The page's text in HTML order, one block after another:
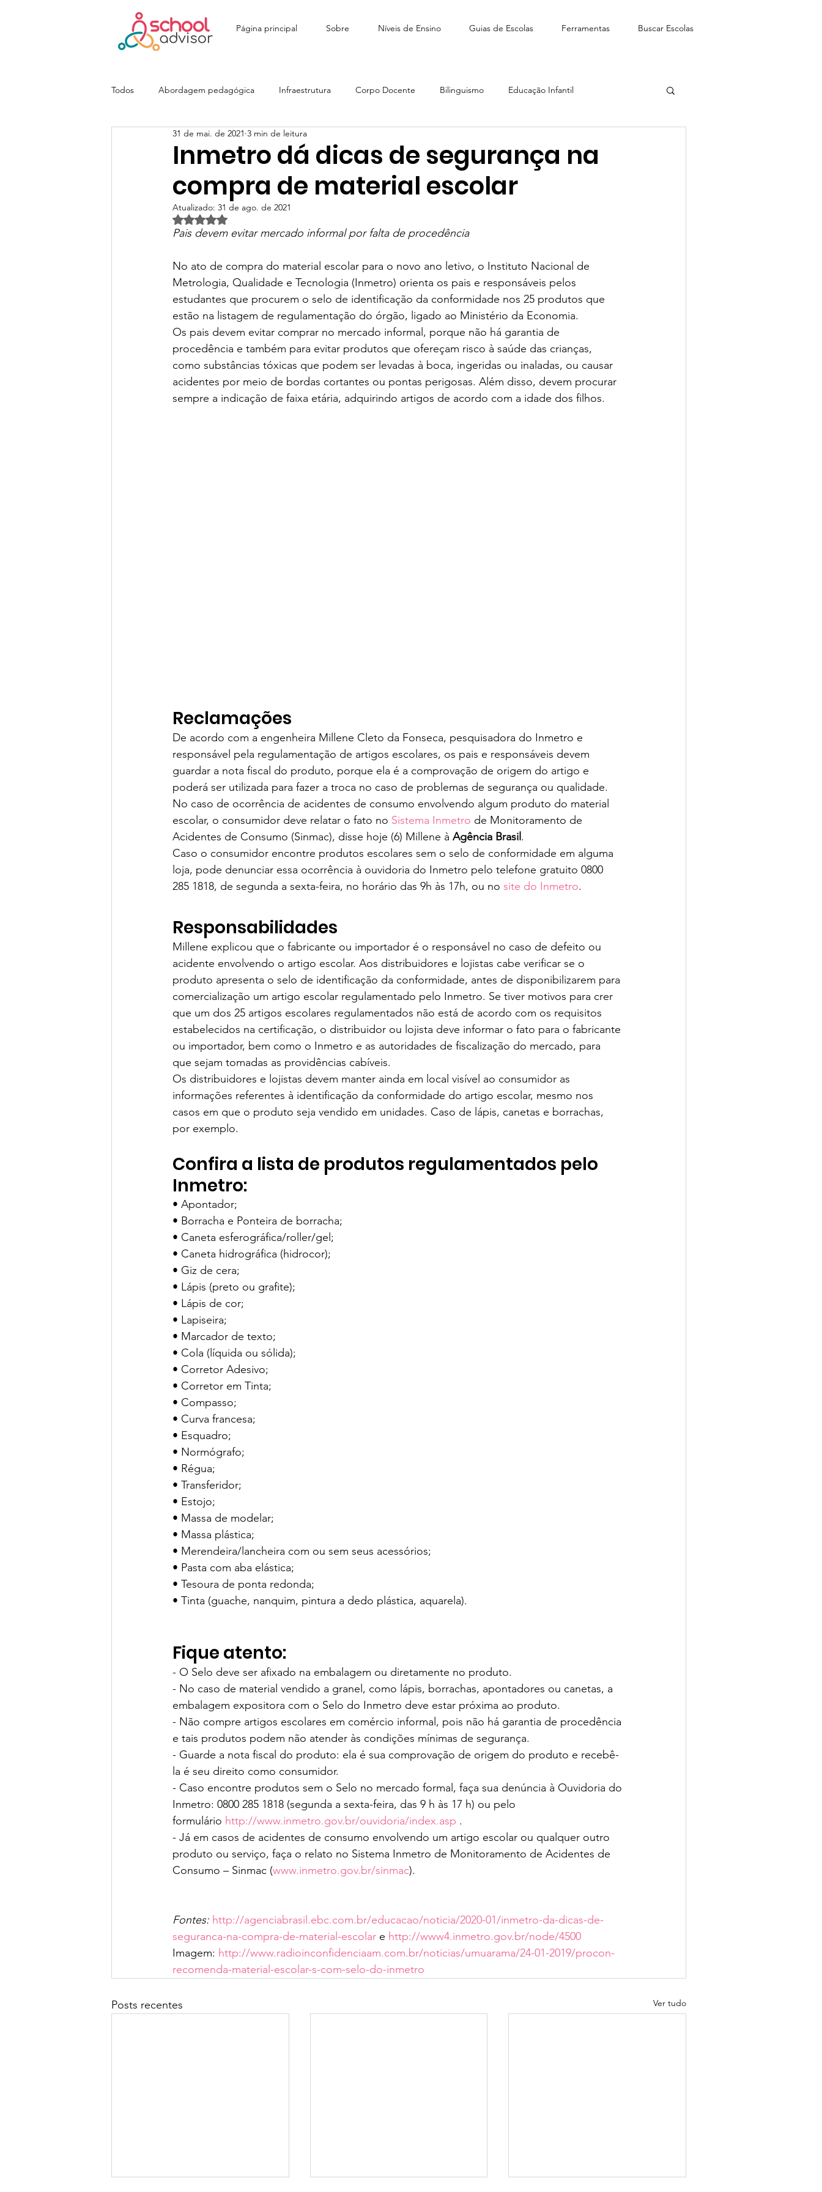
Página principal Sobre Níveis de Ensino Guias de Escolas Ferramentas Buscar Escolas
Todos Abordagem pedagógica Infraestrutura Corpo Docente Bilinguismo Educação Infantil
Ensino Fundamental Ensino Médio
Colégio João Paulo I - JOPA Escola Stagium | SchoolAdvisor Colégio Franco | SchoolAdvisor
Colégio Itatiaia | SchoolAdvisor Escola CAMB SchoolAdvisor Colégio Brasil Canadá
Green Book School | SchoolAdvisor Colégio Augusto Laranja Rainha da Paz | SchoolAdvisor
Colégio BIS | SchoolAdvisor Aubrick Escola | SchoolAdvisor Kindy Escola Americana Colégio CPV | SchoolAdvisor
St. Nicholas School Escola Eduque | SchoolAdvisor Escola AB Sabin | SchoolAdvisor
Inmetro dá dicas de segurança na
compra de material escolar
31 de mai. de 2021 3 min de leitura
Atualizado: 31 de ago. de 2021
Avaliado com NaN de 5 estrelas.
Pais devem evitar mercado informal por falta de procedência
No ato de compra do material escolar para o novo ano letivo, o Instituto Nacional de
Metrologia, Qualidade e Tecnologia (Inmetro) orienta os pais e responsáveis pelos
estudantes que procurem o selo de identificação da conformidade nos 25 produtos que
estão na listagem de regulamentação do órgão, ligado ao Ministério da Economia.
Os pais devem evitar comprar no mercado informal, porque não há garantia de
procedência e também para evitar produtos que ofereçam risco à saúde das crianças,
como substâncias tóxicas que podem ser levadas à boca, ingeridas ou inaladas, ou causar
acidentes por meio de bordas cortantes ou pontas perigosas. Além disso, devem procurar
sempre a indicação de faixa etária, adquirindo artigos de acordo com a idade dos filhos.
Reclamações
De acordo com a engenheira Millene Cleto da Fonseca, pesquisadora do Inmetro e
responsável pela regulamentação de artigos escolares, os pais e responsáveis devem
guardar a nota fiscal do produto, porque ela é a comprovação de origem do artigo e
poderá ser utilizada para fazer a troca no caso de problemas de segurança ou qualidade.
No caso de ocorrência de acidentes de consumo envolvendo algum produto do material
escolar, o consumidor deve relatar o fato no Sistema Inmetro de Monitoramento de
Acidentes de Consumo (Sinmac), disse hoje (6) Millene à Agência Brasil .
Caso o consumidor encontre produtos escolares sem o selo de conformidade em alguma
loja, pode denunciar essa ocorrência à ouvidoria do Inmetro pelo telefone gratuito 0800
285 1818, de segunda a sexta-feira, no horário das 9h às 17h, ou no site do Inmetro.
Responsabilidades
Millene explicou que o fabricante ou importador é o responsável no caso de defeito ou
acidente envolvendo o artigo escolar. Aos distribuidores e lojistas cabe verificar se o
produto apresenta o selo de identificação da conformidade, antes de disponibilizarem para
comercialização um artigo escolar regulamentado pelo Inmetro. Se tiver motivos para crer
que um dos 25 artigos escolares regulamentados não está de acordo com os requisitos
estabelecidos na certificação, o distribuidor ou lojista deve informar o fato para o fabricante
ou importador, bem como o Inmetro e as autoridades de fiscalização do mercado, para
que sejam tomadas as providências cabíveis.
Os distribuidores e lojistas devem manter ainda em local visível ao consumidor as
informações referentes à identificação da conformidade do artigo escolar, mesmo nos
casos em que o produto seja vendido em unidades. Caso de lápis, canetas e borrachas,
por exemplo.
Confira a lista de produtos regulamentados pelo
Inmetro:
• Apontador;
• Borracha e Ponteira de borracha;
• Caneta esferográfica/roller/gel;
• Caneta hidrográfica (hidrocor);
• Giz de cera;
• Lápis (preto ou grafite);
• Lápis de cor;
• Lapiseira;
• Marcador de texto;
• Cola (líquida ou sólida);
• Corretor Adesivo;
• Corretor em Tinta;
• Compasso;
• Curva francesa;
• Esquadro;
• Normógrafo;
• Régua;
• Transferidor;
• Estojo;
• Massa de modelar;
• Massa plástica;
• Merendeira/lancheira com ou sem seus acessórios;
• Pasta com aba elástica;
• Tesoura de ponta redonda;
• Tinta (guache, nanquim, pintura a dedo plástica, aquarela).
Fique atento:
- O Selo deve ser afixado na embalagem ou diretamente no produto.
- No caso de material vendido a granel, como lápis, borrachas, apontadores ou canetas, a
embalagem expositora com o Selo do Inmetro deve estar próxima ao produto.
- Não compre artigos escolares em comércio informal, pois não há garantia de procedência
e tais produtos podem não atender às condições mínimas de segurança.
- Guarde a nota fiscal do produto: ela é sua comprovação de origem do produto e recebê-
la é seu direito como consumidor.
- Caso encontre produtos sem o Selo no mercado formal, faça sua denúncia à Ouvidoria do
Inmetro: 0800 285 1818 (segunda a sexta-feira, das 9 h às 17 h) ou pelo
formulário http://www.inmetro.gov.br/ouvidoria/index.asp .
- Já em casos de acidentes de consumo envolvendo um artigo escolar ou qualquer outro
produto ou serviço, faça o relato no Sistema Inmetro de Monitoramento de Acidentes de
Consumo – Sinmac (www.inmetro.gov.br/sinmac).
Fontes: http://agenciabrasil.ebc.com.br/educacao/noticia/2020-01/inmetro-da-dicas-de-
seguranca-na-compra-de-material-escolar e http://www4.inmetro.gov.br/node/4500
Imagem: http://www.radioinconfidenciaam.com.br/noticias/umuarama/24-01-2019/procon-
recomenda-material-escolar-s-com-selo-do-inmetro
Posts recentes Ver tudo